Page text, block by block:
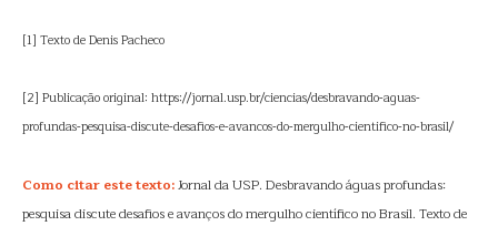
[1] Texto de Denis Pacheco
[2] Publicação original: https://jornal.usp.br/ciencias/desbravando-aguas-
profundas-pesquisa-discute-desafios-e-avancos-do-mergulho-cientifico-no-brasil/
Como citar este texto:Jornal da USP. Desbravando águas profundas:
pesquisa discute desafios e avanços do mergulho científico no Brasil. Texto de